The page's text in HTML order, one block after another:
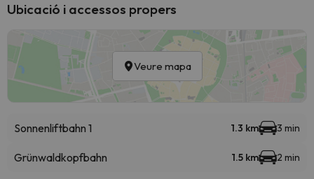
Ubicació i accessos propers
Veure mapa
Sonnenliftbahn 1 1.3 km 3 min
Grünwaldkopfbahn 1.5 km 2 min